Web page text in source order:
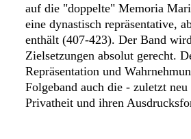
auf die "doppelte" Memoria
eine dynastisch repräsentative,
enthält (407-423). Der Band
Zielsetzungen absolut gerecht.
Repräsentation und
Folgeband auch die - zuletzt
Privatheit und ihren